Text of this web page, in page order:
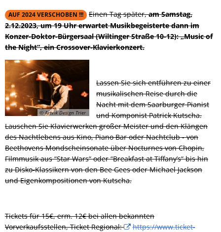
AUF 2024 VERSCHOBEN !!! Einen Tag später,am Samstag,
2.12.2023, um 19 Uhr erwartet Musikbegeisterte dann im
Konzer-Doktor-Bürgersaal (Wiltinger Straße 10-12): „Music of
the Night“, ein Crossover-Klavierkonzert.
© Artvik Design Trier
Lassen Sie sich entführen zu einer
musikalischen Reise durch die
Nacht mit dem Saarburger Pianist
und Komponist Patrick Kutscha.
Lauschen Sie Klavierwerken großer Meister und den Klängen
des Nachtlebens aus Kino, Piano Bar oder Nachtclub - von
Beethovens Mondscheinsonate über Nocturnes von Chopin,
Filmmusik aus “Star Wars“ oder “Breakfast at Tiffany’s“ bis hin
zu Disko-Klassikern von den Bee Gees oder Michael Jackson
und Eigenkompositionen von Kutscha.
Tickets für 15€, erm. 12€ bei allen bekannten
Vorverkaufsstellen, Ticket Regional:
https://www.ticket-